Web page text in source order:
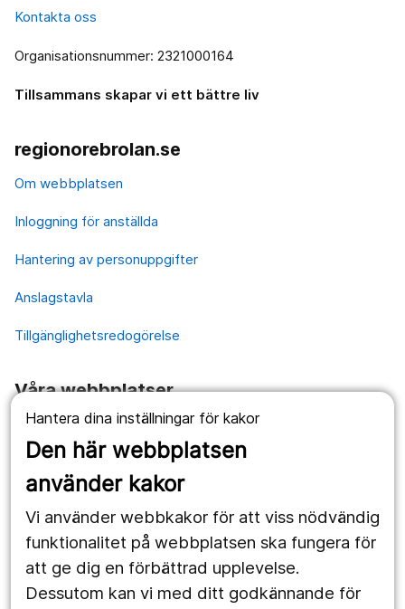
Hantera dina inställningar för kakor
Den här webbplatsen
använder kakor
Vi använder webbkakor för att viss nödvändig
funktionalitet på webbplatsen ska fungera för
att ge dig en förbättrad upplevelse.
Dessutom kan vi med ditt godkännande för
Kontakta oss
Organisationsnummer: 2321000164
Tillsammans skapar vi ett bättre liv
regionorebrolan.se
Om webbplatsen
Inloggning för anställda
Hantering av personuppgifter
Anslagstavla
Tillgänglighetsredogörelse
Våra webbplatser
1177.se
Länstrafiken
Utveckling
Följ oss